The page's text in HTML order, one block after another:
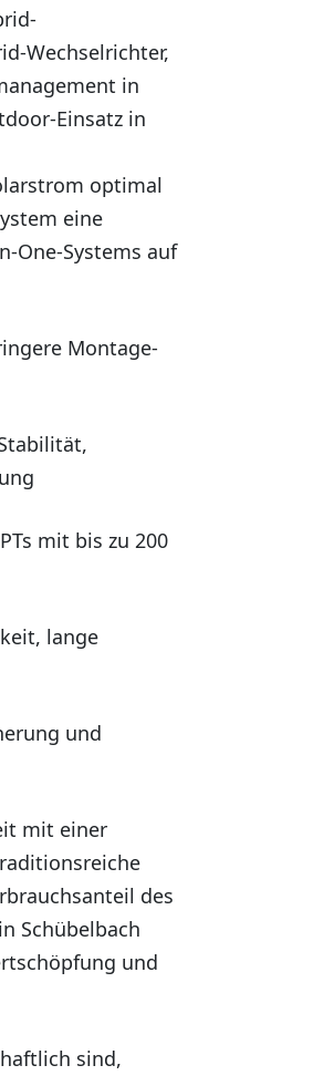
Wechselrichter,
in
Einsatz in
optimal
eine
One-Systems auf
Montage-
mit bis zu 200
lange
und
mit einer
des
Schübelbach
und
sind,